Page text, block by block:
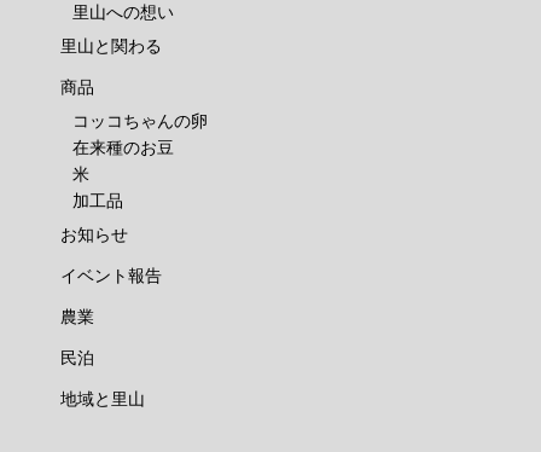
里山への想い
里山と関わる
商品
コッコちゃんの卵
在来種のお豆
米
加工品
お知らせ
イベント報告
農業
民泊
地域と里山